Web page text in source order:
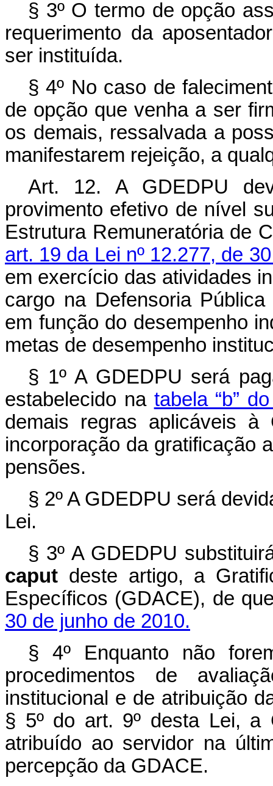
§ 3º O termo de opção
requerimento da
ser instituída.
§ 4º No caso de
de opção que venha a ser
os demais, ressalvada a
manifestarem rejeição, a
Art. 12. A GDEDPU
provimento efetivo de nível
Estrutura Remuneratória de
art. 19 da Lei nº 12.277, de
em exercício das atividades
cargo na Defensoria
em função do desempenho
metas de desempenho
§ 1º A GDEDPU será
estabelecido na tabela “b”
demais regras aplicáveis
incorporação da gratificação
pensões.
§ 2º A GDEDPU será
Lei.
§ 3º A GDEDPU
caput deste artigo, a
Específicos (GDACE), de
30 de junho de 2010.
§ 4º Enquanto não
procedimentos de
institucional e de atribuição
§ 5º do art. 9º desta Lei, a
atribuído ao servidor na
percepção da GDACE.